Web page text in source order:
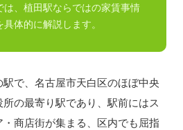
、植田駅ならではの家賃事情
体的に解説します。
で、名古屋市天白区のほぼ中央
の最寄り駅であり、駅前にはス
商店街が集まる、区内でも屈指